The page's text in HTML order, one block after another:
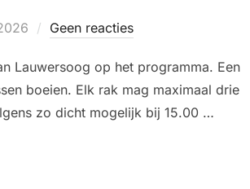
Geen reacties
Lauwersoog op het programma. Een
boeien. Elk rak mag maximaal drie
zo dicht mogelijk bij 15.00 …